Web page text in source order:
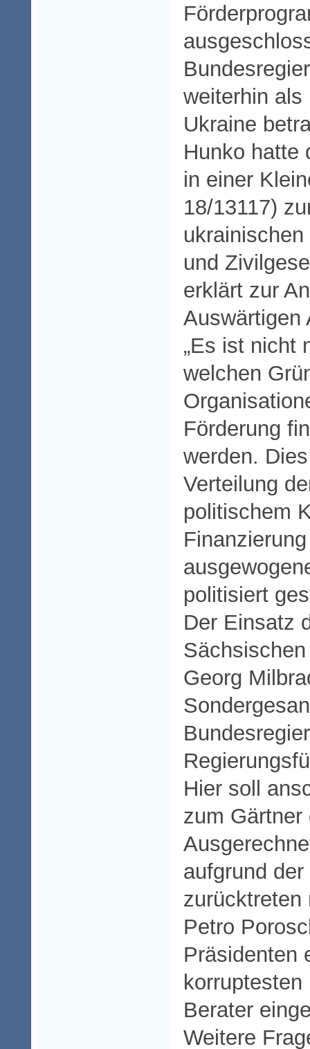
weiterhin als
Ukraine
Hunko hatte
in einer
18/13117)
und
erklärt zur
Auswärtigen
„Es ist nicht
welchen
Förderung
werden.
Verteilung
politischem
politisiert
Der Einsatz
Georg
Hier soll
zum Gärtner
aufgrund
zurücktreten
Petro
Präsidenten
Berater
Weitere